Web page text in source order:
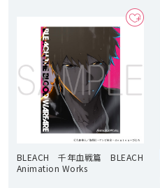
BLEACH 千年血戦篇 BLEACH
Animation Works